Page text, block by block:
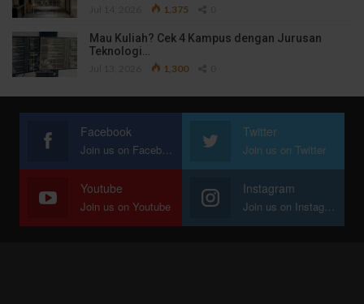
1,375
Mau Kuliah? Cek 4 Kampus dengan Jurusan
Teknologi…
1,300
Facebook
Join us on Facebook
Twitter
Join us on Twitter
Youtube
Join us on Youtube
Instagram
Join us on Instagram